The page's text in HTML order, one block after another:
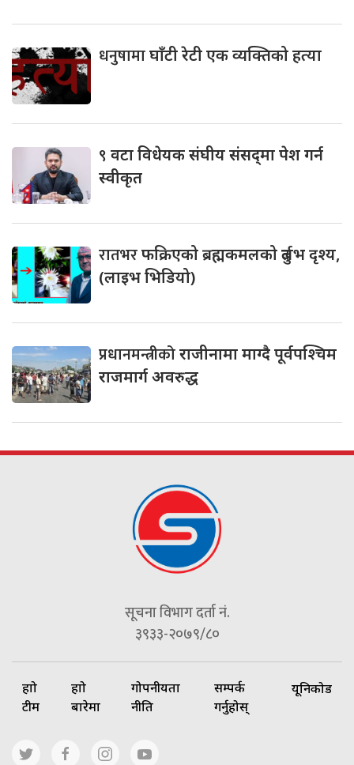
धनुषामाघाँटी रेटी एक व्यक्तिको हत्या
९ वटा विधेयक संघीय संसद्‌मा पेश गर्न
स्वीकृत
रातभरफक्रिएको ब्रह्मकमलको दुर्लभ दृश्य,
(लाइभ भिडियो)
प्रधानमन्त्रीकोराजीनामा माग्दै पूर्वपश्चिम
राजमार्ग अवरुद्ध
सूचना विभाग दर्ता नं.
३९३३-२०७९/८०
हाम्रो
टीम
हाम्रो
बारेमा
गोपनीयता
नीति
सम्पर्क
गर्नुहोस्
यूनिकोड